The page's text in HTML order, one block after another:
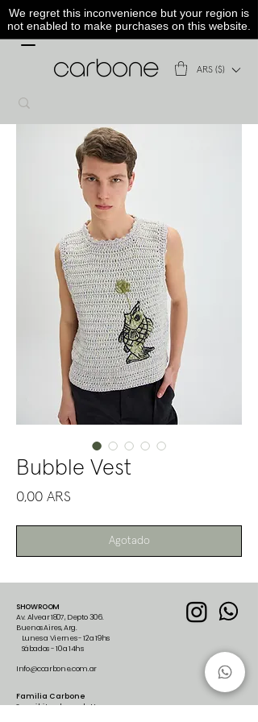
We regret this inconvenience but your region is
not enabled to make purchases on this website.
ARS ($)
Bubble Vest
0,00 ARS
Agotado
SHOWROOM
Av. Alvear 1807, Depto 306.
Buenos Aires, Arg.
Lunes a Viernes - 12 a 19hs
Sábados - 10 a 14hs
Info@ccarbone.com.ar
Familia Carbone
Suscribite al newsletter para